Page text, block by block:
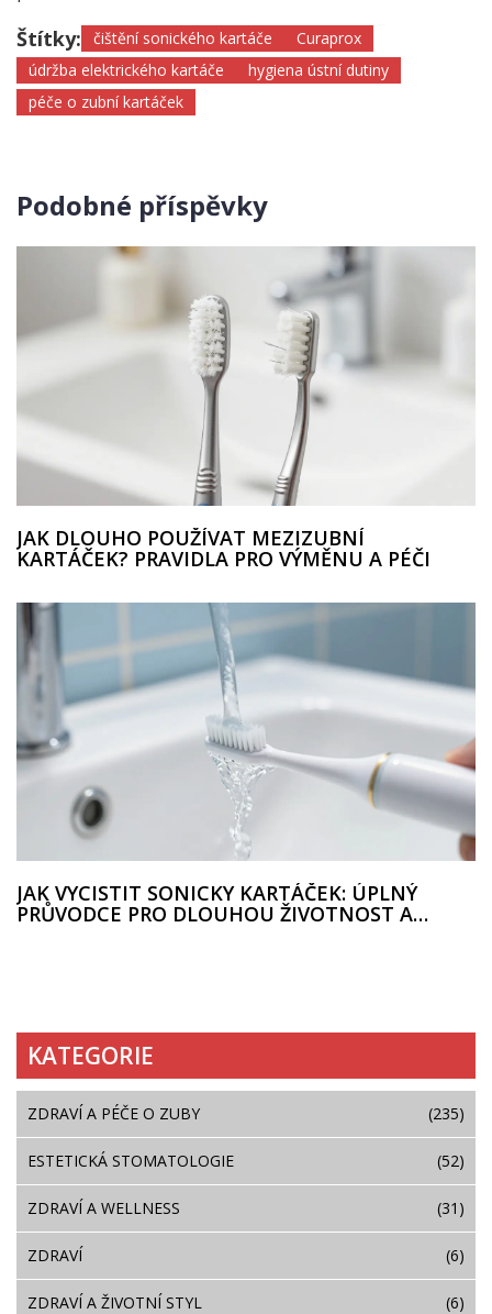
Štítky: čištění sonického kartáče
Curaprox
údržba elektrického kartáče
hygiena ústní dutiny
péče o zubní kartáček
Podobné příspěvky
JAK DLOUHO POUŽÍVAT MEZIZUBNÍ
KARTÁČEK? PRAVIDLA PRO VÝMĚNU A PÉČI
JAK VYCISTIT SONICKY KARTÁČEK: ÚPLNÝ
PRŮVODCE PRO DLOUHOU ŽIVOTNOST A
KATEGORIE
ZDRAVÍ A PÉČE O ZUBY (235)
ESTETICKÁ STOMATOLOGIE (52)
ZDRAVÍ A WELLNESS (31)
ZDRAVÍ (6)
ZDRAVÍ A ŽIVOTNÍ STYL (6)